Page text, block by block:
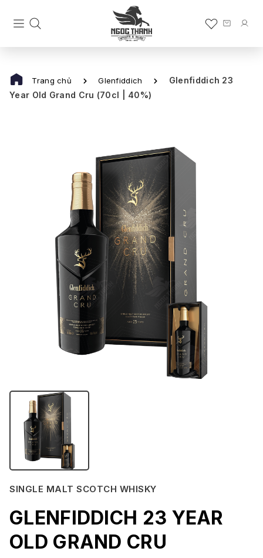
Trang chủ Glenfiddich
Glenfiddich 23
Year Old Grand Cru (70cl | 40%)
SINGLE MALT SCOTCH WHISKY
GLENFIDDICH 23 YEAR
OLD GRAND CRU